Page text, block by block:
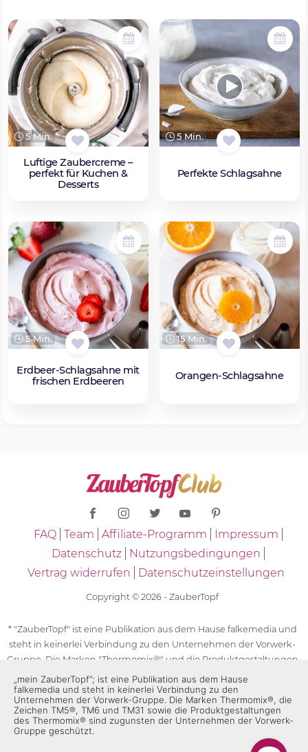
5 Min.
Luftige Zaubercreme –
perfekt für Kuchen &
Desserts
5 Min.
Perfekte Schlagsahne
5 Min.
Erdbeer-Schlagsahne mit
frischen Erdbeeren
15 Min.
Orangen-Schlagsahne
FAQ Team Affiliate-Programm
Impressum
Datenschutz
Nutzungsbedingungen
Vertrag widerrufen
Datenschutzeinstellungen
Copyright © 2026 - ZauberTopf
* "ZauberTopf" ist eine Publikation aus dem Hause falkemedia und
steht in keinerlei Verbindung zu den Unternehmen der Vorwerk-
Gruppe. Die Marken "Thermomix®" und die Produktgestaltungen
des "Thermomix®" sind eingetragene Marken der Unternehmen
der Vorwerk-Gruppe. Die Marken Thermomix®, die Zeichen TM5®,
TM6 und TM31 sowie die Produktgestaltungen des Thermomix®
sind zugunsten der Unternehmen der Vorwerk-Gruppe
geschützt. Für die Rezeptangaben in "ZauberTopf" ist
„mein ZauberTopf”; ist eine Publikation aus dem Hause
falkemedia und steht in keinerlei Verbindung zu den
Unternehmen der Vorwerk-Gruppe. Die Marken Thermomix®, die
Zeichen TM5®, TM6 und TM31 sowie die Produktgestaltungen
des Thermomix® sind zugunsten der Unternehmen der Vorwerk-
Gruppe geschützt.